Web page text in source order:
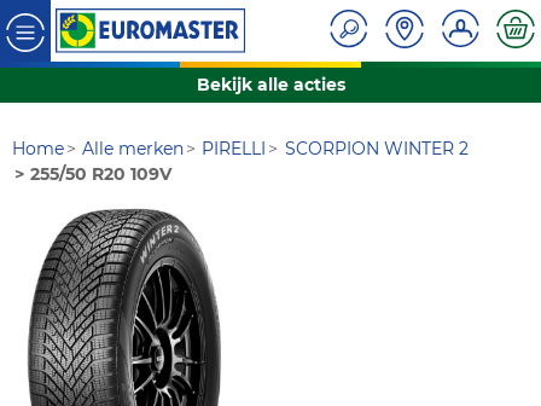
Bekijk alle acties
Home Alle merken PIRELLI
SCORPION WINTER 2
255/50 R20 109V